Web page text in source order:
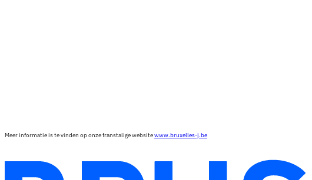
Meer informatie is te vinden op onze franstalige websitewww.bruxelles-j.be